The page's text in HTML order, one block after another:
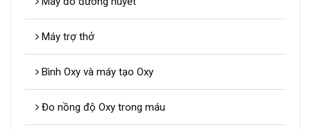
Máy trợ thở
Bình Oxy và máy tạo Oxy
Đo nồng độ Oxy trong máu